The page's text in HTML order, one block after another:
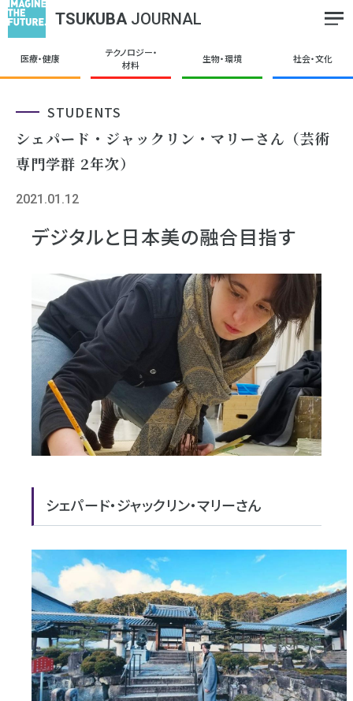
TSUKUBA JOURNAL
医療・健康
テクノロジー・
材料
生物・環境 社会・文化
STUDENTS
シェパード・ジャックリン・マリーさん（芸術
専門学群 2年次）
2021.01.12
デジタルと日本美の融合目指す
シェパード・ジャックリン・マリーさん